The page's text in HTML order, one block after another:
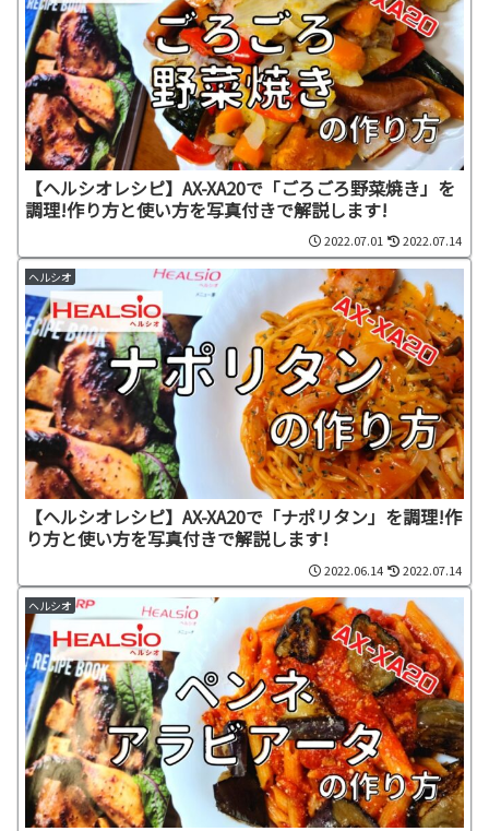
【ヘルシオレシピ】AX-XA20で「ごろごろ野菜焼き」を
調理!作り方と使い方を写真付きで解説します!
2022.07.01 2022.07.14
ヘルシオ
【ヘルシオレシピ】AX-XA20で「ナポリタン」を調理!作
り方と使い方を写真付きで解説します!
2022.06.14 2022.07.14
ヘルシオ